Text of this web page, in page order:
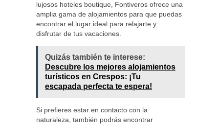
lujosos hoteles boutique, Fontiveros ofrece una
amplia gama de alojamientos para que puedas
encontrar el lugar ideal para relajarte y
disfrutar de tus vacaciones.
Quizás también te interese:
Descubre los mejores alojamientos
turísticos en Crespos: ¡Tu
escapada perfecta te espera!
Si prefieres estar en contacto con la
naturaleza, también podrás encontrar